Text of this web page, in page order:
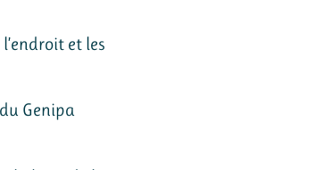
et les
Genipa